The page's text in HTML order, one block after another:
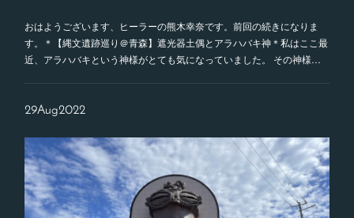
おはようございます、ヒーラーの熊木幸奈です。前回の続きになりま
す。＊【縄文遺跡巡り＠青森】遮光器土偶とアラハバキ神＊私はここ最
近、アラハバキという神様がとても気になっていました。 その神様…
29Aug2022